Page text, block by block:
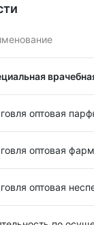
оптовая
оптовая
оптовая